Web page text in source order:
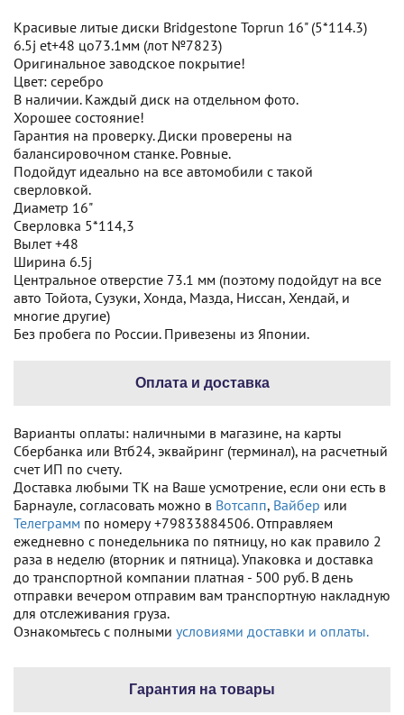
Красивые литые диски Bridgestone Toprun 16" (5*114.3)
6.5j et+48 цо73.1мм (лот №7823)
Оригинальное заводское покрытие!
Цвет: серебро
В наличии. Каждый диск на отдельном фото.
Хорошее состояние!
Гарантия на проверку. Диски проверены на
балансировочном станке. Ровные.
Подойдут идеально на все автомобили с такой
сверловкой.
Диаметр 16"
Сверловка 5*114,3
Вылет +48
Ширина 6.5j
Центральное отверстие 73.1 мм (поэтому подойдут на все
авто Тойота, Сузуки, Хонда, Мазда, Ниссан, Хендай, и
многие другие)
Без пробега по России. Привезены из Японии.
Оплата и доставка
Варианты оплаты: наличными в магазине, на карты
Сбербанка или Втб24, эквайринг (терминал), на расчетный
счет ИП по счету.
Доставка любыми ТК на Ваше усмотрение, если они есть в
Барнауле, согласовать можно в Вотсапп, Вайбер или
Телеграмм по номеру +79833884506. Отправляем
ежедневно с понедельника по пятницу, но как правило 2
раза в неделю (вторник и пятница). Упаковка и доставка
до транспортной компании платная - 500 руб. В день
отправки вечером отправим вам транспортную накладную
для отслеживания груза.
Ознакомьтесь с полными условиями доставки и оплаты.
Гарантия на товары